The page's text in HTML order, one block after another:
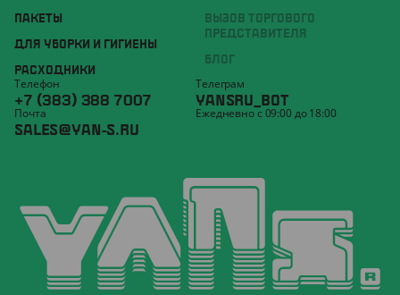
ПАКЕТЫ
ДЛЯ УБОРКИ И ГИГИЕНЫ
РАСХОДНИКИ
ВЫЗОВ ТОРГОВОГО
ПРЕДСТАВИТЕЛЯ
БЛОГ
Телефон
+7 (383) 388 7007
Телеграм
YANSRU_BOT
Почта
SALES@YAN-S.RU
Ежедневно с 09:00 до 18:00